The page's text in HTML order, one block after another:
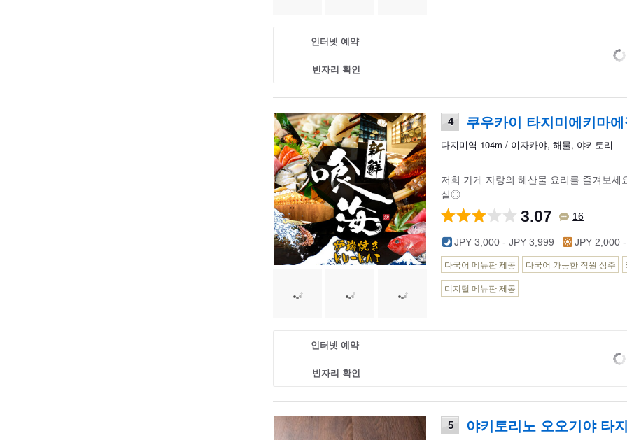
인터넷 예약
빈자리 확인
4 쿠우카이 타지미에키마
다지미역 104m / 이자카야, 해물, 야키토리
저희 가게 자랑의 해산물 요리를 즐겨보
실◎
3.07 16
JPY 3,000 - JPY 3,999 JPY 2,000
다국어 메뉴판 제공 다국어 가능한 직원 상주
디지털 메뉴판 제공
인터넷 예약
빈자리 확인
5 야키토리노 오오기야 타